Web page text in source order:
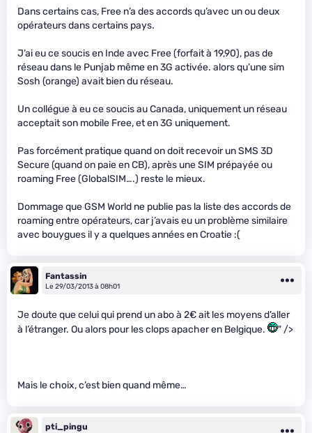
Dans certains cas, Free n’a des accords qu’avec un ou deux
opérateurs dans certains pays.
J’ai eu ce soucis en Inde avec Free (forfait à 19,90), pas de
réseau dans le Punjab même en 3G activée. alors qu’une sim
Sosh (orange) avait bien du réseau.
Un collégue à eu ce soucis au Canada, uniquement un réseau
acceptait son mobile Free, et en 3G uniquement.
Pas forcément pratique quand on doit recevoir un SMS 3D
Secure (quand on paie en CB), après une SIM prépayée ou
roaming Free (GlobalSIM….) reste le mieux.
Dommage que GSM World ne publie pas la liste des accords de
roaming entre opérateurs, car j’avais eu un problème similaire
avec bouygues il y a quelques années en Croatie :(
Fantassin
Le 29/03/2013 à 08h01
Je doute que celui qui prend un abo à 2€ ait les moyens d’aller
à l’étranger. Ou alors pour les clops apacher en Belgique.
" />
Mais le choix, c’est bien quand même…
pti_pingu